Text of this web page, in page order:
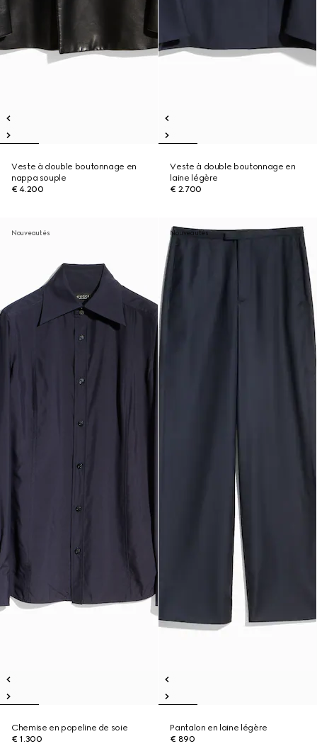
Veste à double boutonnage en
nappa souple
€ 4.200
Veste à double boutonnage en
laine légère
€ 2.700
Nouveautés
Chemise en popeline de soie
€ 1.300
Nouveautés
Pantalon en laine légère
€ 890